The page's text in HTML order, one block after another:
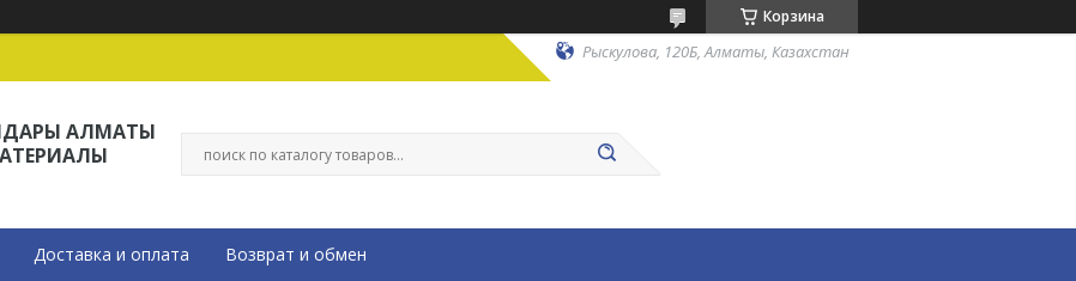
Корзина
Рыскулова, 120Б, Алматы, Казахстан
АЛМАТЫ
Доставка и оплата Возврат и обмен